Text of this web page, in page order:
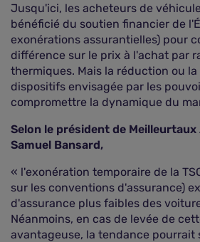
Jusqu'ici, les acheteurs de
bénéficié du soutien financier de
exonérations assurantielles) pour
différence sur le prix à l'achat par
thermiques. Mais la réduction ou
dispositifs envisagée par les
compromettre la dynamique du
Selon le président de
Samuel Bansard,
« l'exonération temporaire de la
sur les conventions d'assurance)
d'assurance plus faibles des
Néanmoins, en cas de levée de
avantageuse, la tendance pourrait